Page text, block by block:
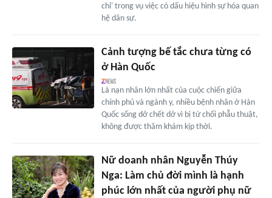
chỉ' trong vụ việc có dấu hiệu hình sự hóa quan
hệ dân sự.
Cảnh tượng bế tắc chưa từng có
ở Hàn Quốc
Là nạn nhân lớn nhất của cuộc chiến giữa
chính phủ và ngành y, nhiều bệnh nhân ở Hàn
Quốc sống dở chết dở vì bị từ chối phẫu thuật,
không được thăm khám kịp thời.
Nữ doanh nhân Nguyễn Thúy
Nga: Làm chủ đời mình là hạnh
phúc lớn nhất của người phụ nữ